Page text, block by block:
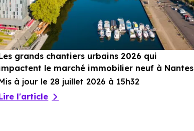
grands chantiers urbains 2026 qui
le marché immobilier neuf à Nantes
à jour le 28 juillet 2026 à 15h32
l'article